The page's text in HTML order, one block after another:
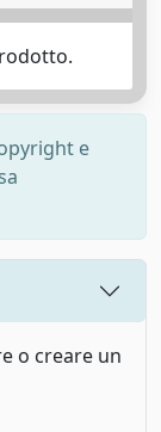
e
o creare un